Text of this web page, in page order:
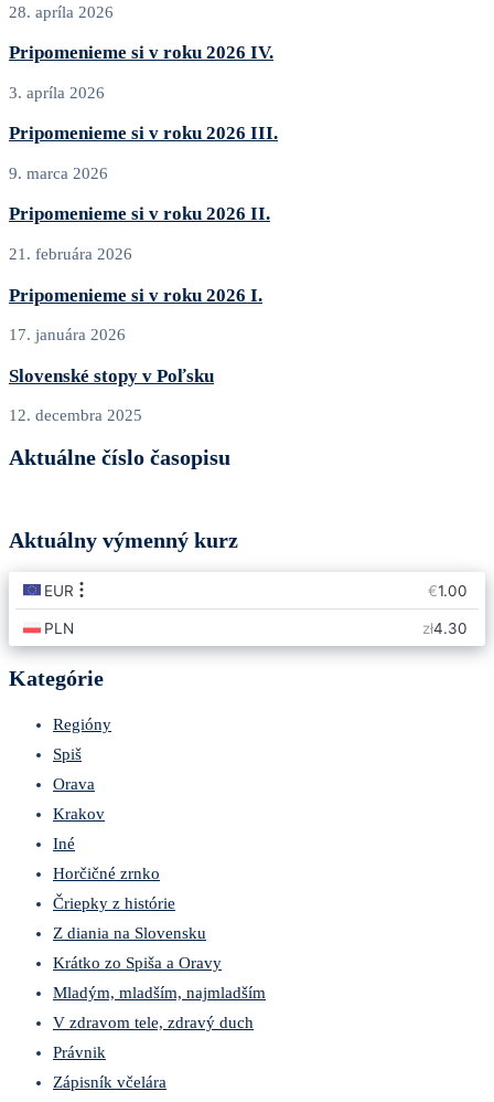
28. apríla 2026
Pripomenieme si v roku 2026 IV.
3. apríla 2026
Pripomenieme si v roku 2026 III.
9. marca 2026
Pripomenieme si v roku 2026 II.
21. februára 2026
Pripomenieme si v roku 2026 I.
17. januára 2026
Slovenské stopy v Poľsku
12. decembra 2025
Aktuálne číslo časopisu
Aktuálny výmenný kurz
Kategórie
Regióny
Spiš
Orava
Krakov
Iné
Horčičné zrnko
Čriepky z histórie
Z diania na Slovensku
Krátko zo Spiša a Oravy
Mladým, mladším, najmladším
V zdravom tele, zdravý duch
Právnik
Zápisník včelára